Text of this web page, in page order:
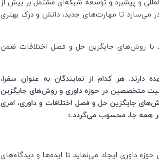
و پیشبرد و توسعه شبکه‌ای مشتمل بر بیش از
می‌سازد تا مهارت‌های جدید، دانش و درک بهتری
با روشهای جایگزین حل و فصل اختلافات ضمن
هر کدام از نمایندگان به عنوان سفرا،
متخصصین در حوزه داوری و روشهای جایگزین
های جایگزین حل و فصل اختلافات و داوری، امری
همه جا، محسوب میگردد.»
داوری ایجاد مینماید تا ایدهها و دیدگاههای